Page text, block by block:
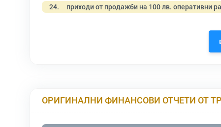
24. приходи от продажби на 100 лв. оперативни
ОРИГИНАЛНИ ФИНАНСОВИ ОТЧЕТИ ОТ ТР